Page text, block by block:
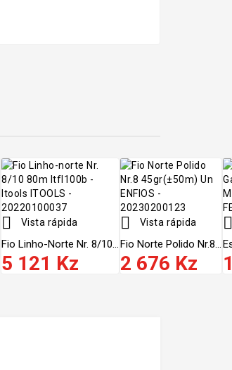
 Vista rápida
Fio Linho-Norte Nr. 8/10...
5 121 Kz
 Vista rápida
Fio Norte Polido Nr.8...
2 676 Kz
